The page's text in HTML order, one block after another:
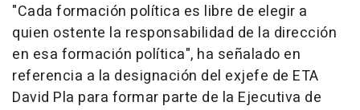
"Cada formación política es libre de elegir a
quien ostente la responsabilidad de la dirección
en esa formación política", ha señalado en
referencia a la designación del exjefe de ETA
David Pla para formar parte de la Ejecutiva de